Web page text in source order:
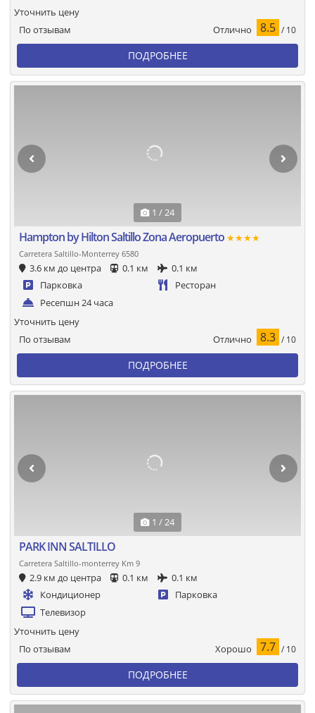
По отзывам Отлично 8.5 / 10
Уточнить цену
ПОДРОБНЕЕ
1 / 24
Hampton by Hilton Saltillo Zona Aeropuerto ★★★★
Carretera Saltillo-Monterrey 6580
3.6 км до центра 0.1 км
0.1 км
Парковка
Ресторан
Ресепшн 24 часа
По отзывам Отлично 8.3 / 10
Уточнить цену
ПОДРОБНЕЕ
1 / 24
PARK INN SALTILLO
Carretera Saltillo-monterrey Km 9
2.9 км до центра 0.1 км
0.1 км
Кондиционер
Парковка
Телевизор
По отзывам Хорошо 7.7 / 10
Уточнить цену
ПОДРОБНЕЕ